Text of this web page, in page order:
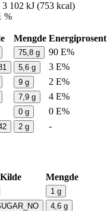
3 102 kJ (753 kcal)
%
Mengde Energiprosent
75,8 g
90 E%
5,6 g
3 E%
9 g
2 E%
7,9 g
4 E%
0 g
0 E%
2 g -
Kilde
Mengde
1 g
4,6 g